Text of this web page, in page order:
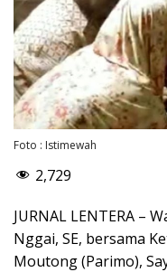
Foto : Istimewah
2,729
JURNAL LENTERA –
Nggai, SE, bersama
Moutong (Parimo),